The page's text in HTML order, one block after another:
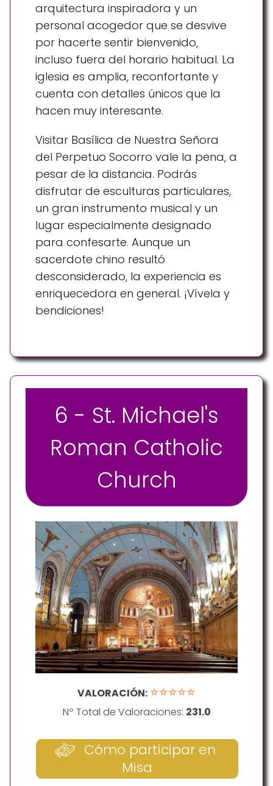
arquitectura inspiradora y un
personal acogedor que se desvive
por hacerte sentir bienvenido,
incluso fuera del horario habitual. La
iglesia es amplia, reconfortante y
cuenta con detalles únicos que la
hacen muy interesante.
Visitar Basílica de Nuestra Señora
del Perpetuo Socorro vale la pena, a
pesar de la distancia. Podrás
disfrutar de esculturas particulares,
un gran instrumento musical y un
lugar especialmente designado
para confesarte. Aunque un
sacerdote chino resultó
desconsiderado, la experiencia es
enriquecedora en general. ¡Vívela y
bendiciones!
6 - St. Michael's
Roman Catholic
Church
VALORACIÓN: ⭐⭐⭐⭐⭐
Nº Total de Valoraciones: 231.0
Cómo participar en
Misa